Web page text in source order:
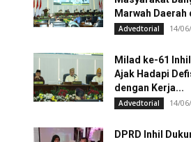
Marwah Daerah
Advedtorial 14/
Milad ke-61
Ajak Hadapi
dengan Kerja...
Advedtorial 14/
DPRD Inhil